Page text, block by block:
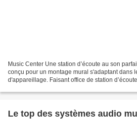
Music Center Une station d’écoute au son
conçu pour un montage mural s'adaptant dans
d'appareillage. Faisant office de station
Le top des systèmes audio